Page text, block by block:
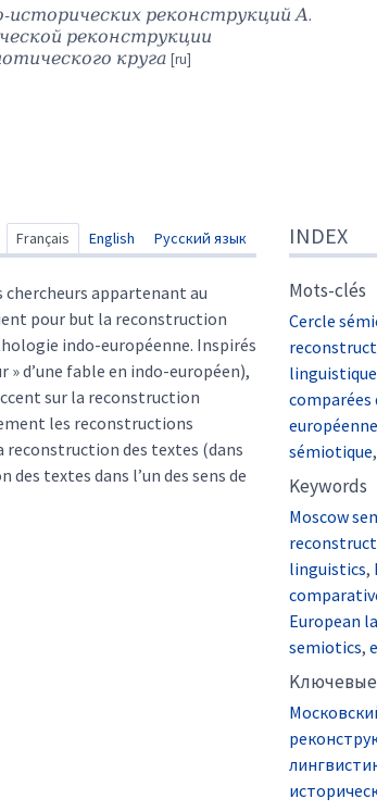
реконструкций А.
реконструкции
круга
Français English Русский язык
chercheurs appartenant au
pour but la reconstruction
indo-européenne. Inspirés
» d’une fable en indo-européen),
sur la reconstruction
les reconstructions
reconstruction des textes (dans
textes dans l’un des sens de
INDEX
Mots-clés
Cercle
linguistique
comparées
sémiotique
Keywords
Moscow
linguistics,
European
semiotics,